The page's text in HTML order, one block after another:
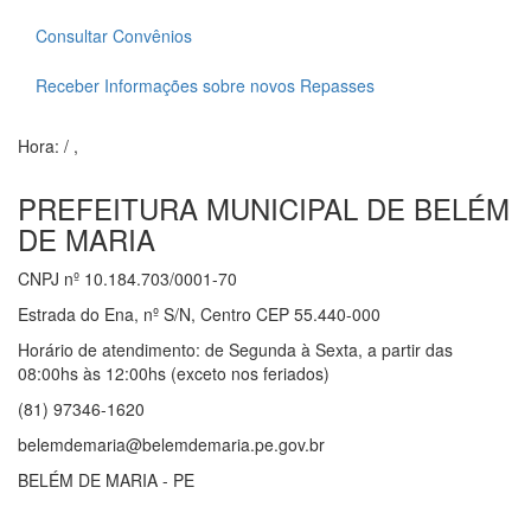
Consultar Convênios
Receber Informações sobre novos Repasses
Hora: / ,
PREFEITURA MUNICIPAL DE BELÉM
DE MARIA
CNPJ nº 10.184.703/0001-70
Estrada do Ena, nº S/N, Centro CEP 55.440-000
Horário de atendimento: de Segunda à Sexta, a partir das
08:00hs às 12:00hs (exceto nos feriados)
(81) 97346-1620
belemdemaria@belemdemaria.pe.gov.br
BELÉM DE MARIA - PE